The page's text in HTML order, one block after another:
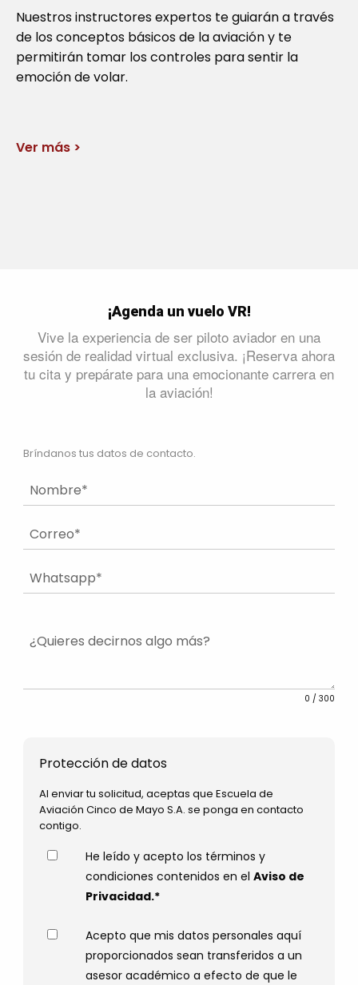
Nuestros instructores expertos te guiarán a través
de los conceptos básicos de la aviación y te
permitirán tomar los controles para sentir la
emoción de volar.
Ver más >
¡Agenda un vuelo VR!
Vive la experiencia de ser piloto aviador en una
sesión de realidad virtual exclusiva. ¡Reserva ahora
tu cita y prepárate para una emocionante carrera en
la aviación!
Bríndanos tus datos de contacto.
0 / 300
Protección de datos
Al enviar tu solicitud, aceptas que Escuela de
Aviación Cinco de Mayo S.A. se ponga en contacto
contigo.
He leído y acepto los términos y
condiciones contenidos en elAviso de
Privacidad.*
Acepto que mis datos personales aquí
proporcionados sean transferidos a un
asesor académico a efecto de que le